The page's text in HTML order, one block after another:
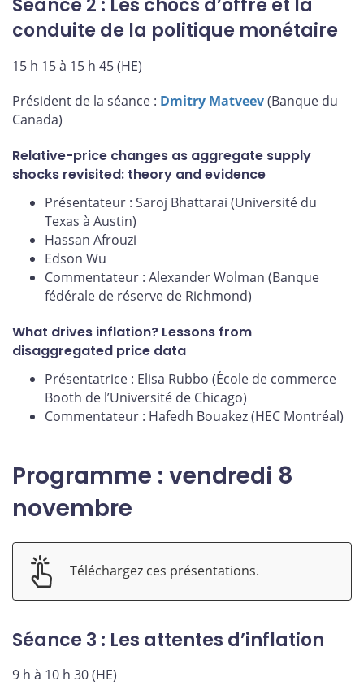
Séance 2 : Les chocs d’offre et la
conduite de la politique monétaire
15 h 15 à 15 h 45 (HE)
Président de la séance : Dmitry Matveev(Banque du
Canada)
Relative-price changes as aggregate supply
shocks revisited: theory and evidence
Présentateur : Saroj Bhattarai (Université du
Texas à Austin)
Hassan Afrouzi
Edson Wu
Commentateur : Alexander Wolman (Banque
fédérale de réserve de Richmond)
What drives inflation? Lessons from
disaggregated price data
Présentatrice : Elisa Rubbo (École de commerce
Booth de l’Université de Chicago)
Commentateur : Hafedh Bouakez (HEC Montréal)
Programme : vendredi 8
novembre
Téléchargez ces présentations.
Séance 3 : Les attentes d’inflation
9 h à 10 h 30 (HE)